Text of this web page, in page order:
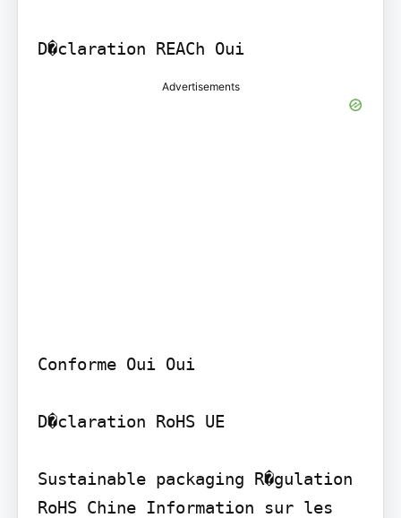
D�claration REACh Oui
Advertisements
Conforme Oui Oui
D�claration RoHS UE
Sustainable packaging R�gulation
RoHS Chine Information sur les